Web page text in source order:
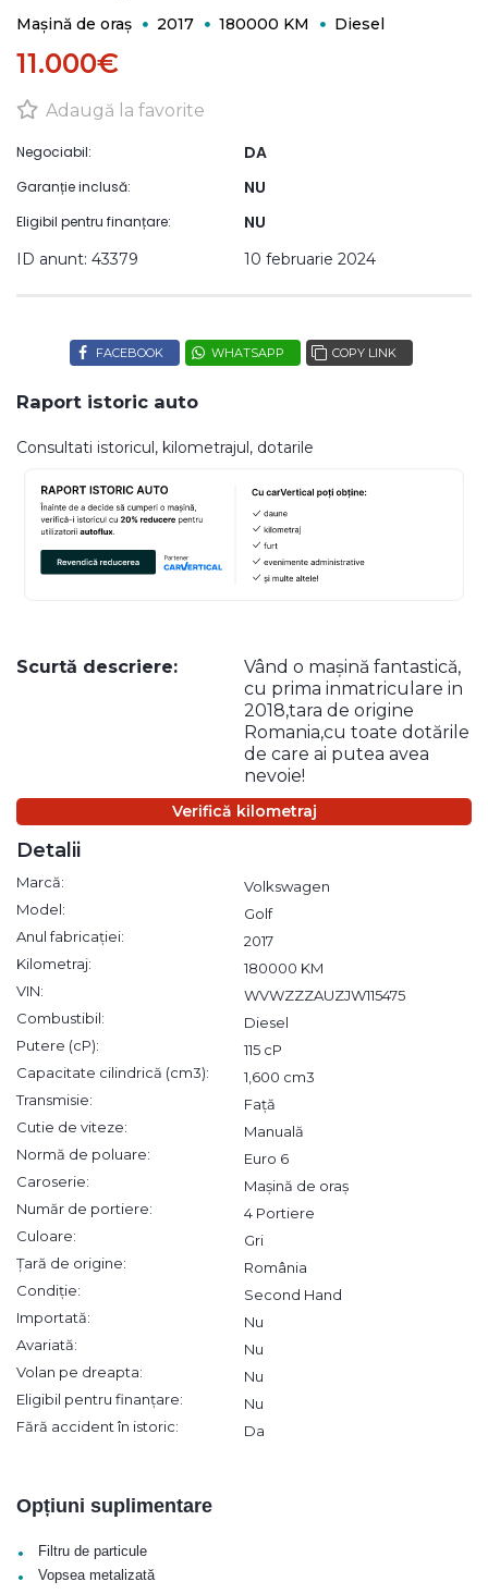
Mașină de oraș 2017 180000 KM Diesel
11.000€
Adaugă la favorite
Negociabil: DA
Garanție inclusă: NU
Eligibil pentru finanțare: NU
ID anunt: 43379 10 februarie 2024
FACEBOOK WHATSAPP COPY LINK
Raport istoric auto
Consultati istoricul, kilometrajul, dotarile
Scurtă descriere:
Vând o mașină fantastică,
cu prima inmatriculare in
2018,tara de origine
Romania,cu toate dotările
de care ai putea avea
nevoie!
Verifică kilometraj
Detalii
Marcă:
Volkswagen
Model:
Golf
Anul fabricației:
2017
Kilometraj:
180000 KM
VIN:
WVWZZZAUZJW115475
Combustibil:
Diesel
Putere (cP):
115 cP
Capacitate cilindrică (cm3):
1,600 cm3
Transmisie:
Față
Cutie de viteze:
Manuală
Normă de poluare:
Euro 6
Caroserie:
Mașină de oraș
Număr de portiere:
4 Portiere
Culoare:
Gri
Țară de origine:
România
Condiție:
Second Hand
Importată:
Nu
Avariată:
Nu
Volan pe dreapta:
Nu
Eligibil pentru finanțare:
Nu
Fără accident în istoric:
Da
Opțiuni suplimentare
• Filtru de particule
• Vopsea metalizată